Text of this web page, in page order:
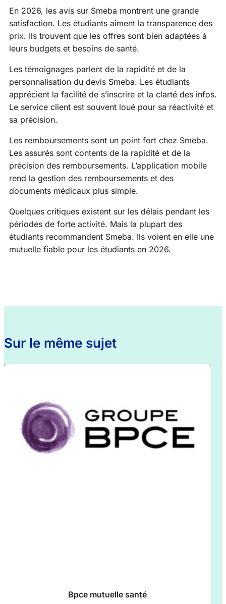
En 2026, les avis sur Smeba montrent une grande
satisfaction. Les étudiants aiment la transparence des
prix. Ils trouvent que les offres sont bien adaptées à
leurs budgets et besoins de santé.
Les témoignages parlent de la rapidité et de la
personnalisation du devis Smeba. Les étudiants
apprécient la facilité de s’inscrire et la clarté des infos.
Le service client est souvent loué pour sa réactivité et
sa précision.
Les remboursements sont un point fort chez Smeba.
Les assurés sont contents de la rapidité et de la
précision des remboursements. L’application mobile
rend la gestion des remboursements et des
documents médicaux plus simple.
Quelques critiques existent sur les délais pendant les
périodes de forte activité. Mais la plupart des
étudiants recommandent Smeba. Ils voient en elle une
mutuelle fiable pour les étudiants en 2026.
Sur le même sujet
Bpce mutuelle santé